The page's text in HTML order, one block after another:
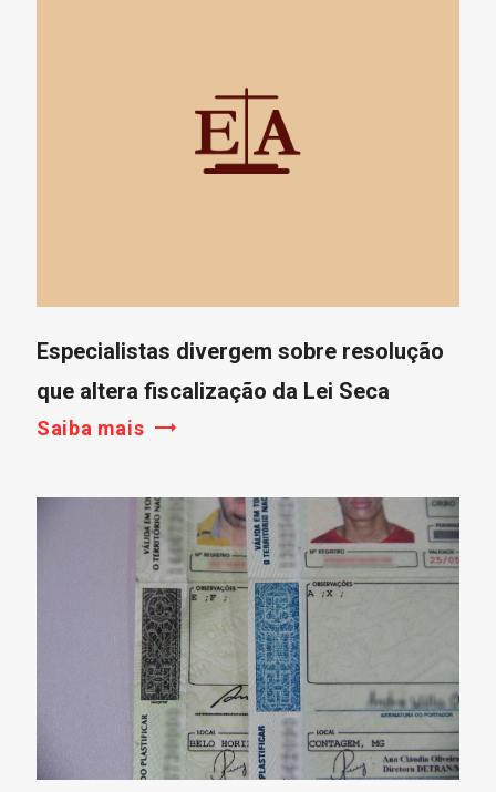
Especialistas divergem sobre resolução
que altera fiscalização da Lei Seca
Saiba mais